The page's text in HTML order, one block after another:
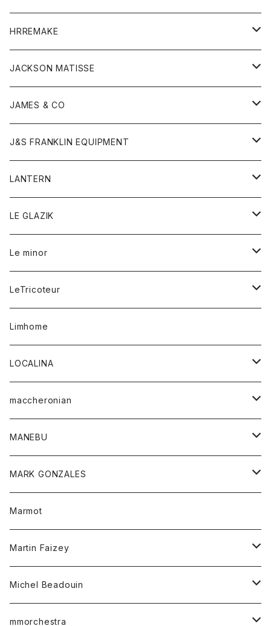
コート
フリース
ウォレット
ストール
マフラー
リング
キッズ
Tシャツ
グッズ
アンダーウェア
靴
バンダナ
トップス
カーディガン
ジャケット
タンクトップ
Tシャツ
ベスト
ポロシャツ
ロングスリーブTシャツ
ボトム
オーバーオール
ショートパンツ
レディース
アウター
カーディガン
セーター
チュニック
カーディガン
コート
キッズ
Tシャツ
ロンパース
グッズ
靴
ストール
トップス
カットソー
シャツ
ボトム
オーバーオール
ショートパンツ
レディース
オーバーオール
シャツ
ワンピース
ワンピース
ブラウス
ワンピース
HRREMAKE
バック
キッズ
トレーナー
トップス
Gジャケット
スウェット
帽子
JACKSON MATISSE
Tシャツ
帽子
JAMES & CO
ボトム
J&S FRANKLIN EQUIPMENT
アウター
LANTERN
アウター
Tシャツ
LE GLAZIK
レディース
コート
シャツ
ワンピース
Tシャツ
Le minor
ボトム
スカート
パンツ
レディース
アウター
カットソー
トップス
シャツ
LeTricoteur
カーディガン
Limhome
LOCALINA
ロングスリーブテーシャツ
maccheronian
靴
MANEBU
靴
MARK GONZALES
トップス
Tシャツ
Marmot
Martin Faizey
ベルト
Michel Beadouin
トップス
mmorchestra